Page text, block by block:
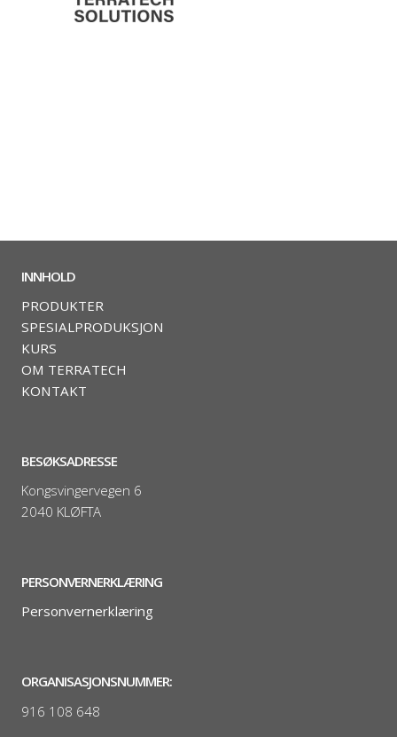
INNHOLD
PRODUKTER
SPESIALPRODUKSJON
KURS
OM TERRATECH
KONTAKT
BESØKSADRESSE
Kongsvingervegen 6
2040 KLØFTA
PERSONVERNERKLÆRING
Personvernerklæring
ORGANISASJONSNUMMER:
916 108 648